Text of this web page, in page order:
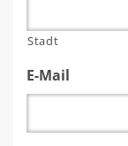
Stadt
E-Mail